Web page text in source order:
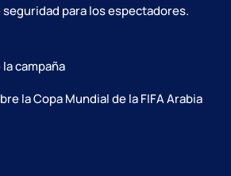
seguridad para los espectadores.
campaña
la Copa Mundial de la FIFA Arabia